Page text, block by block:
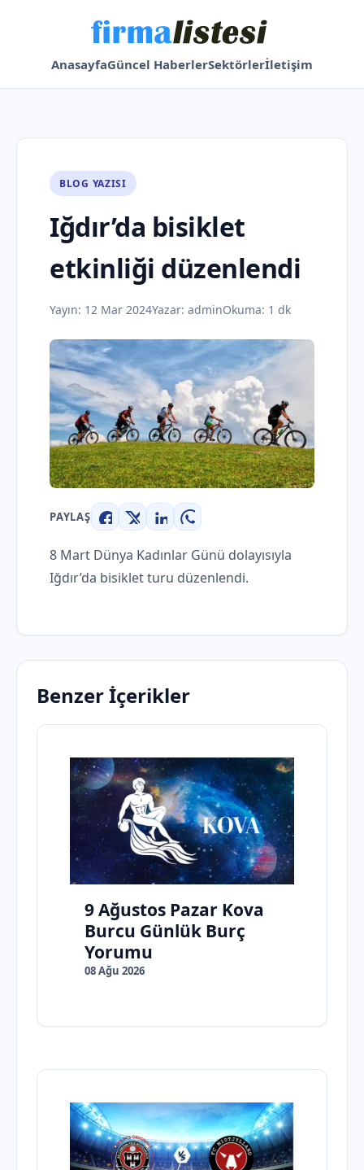
AnasayfaGüncel HaberlerSektörlerİletişim
BLOG YAZISI
Iğdır’da bisiklet
etkinliği düzenlendi
Yayın: 12 Mar 2024Yazar: adminOkuma: 1 dk
PAYLAŞ
Facebook
X LinkedInWhatsApp
8 Mart Dünya Kadınlar Günü dolayısıyla
Iğdır’da bisiklet turu düzenlendi.
Benzer İçerikler
9 Ağustos Pazar Kova
Burcu Günlük Burç
Yorumu
08 Ağu 2026